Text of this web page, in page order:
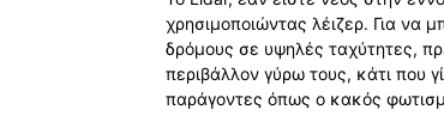
χρησιμοποιώντας λέιζερ. Για να
δρόμους σε υψηλές ταχύτητες,
περιβάλλον γύρω τους, κάτι που
παράγοντες όπως ο κακός